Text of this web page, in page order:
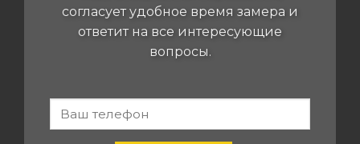
согласует удобное время замера и
ответит на все интересующие
вопросы.
MICH-
POTOLKI.RU